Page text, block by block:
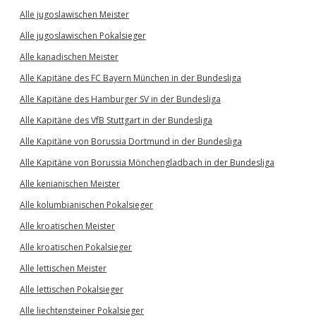
Alle jugoslawischen Meister
Alle jugoslawischen Pokalsieger
Alle kanadischen Meister
Alle Kapitäne des FC Bayern München in der Bundesliga
Alle Kapitäne des Hamburger SV in der Bundesliga
Alle Kapitäne des VfB Stuttgart in der Bundesliga
Alle Kapitäne von Borussia Dortmund in der Bundesliga
Alle Kapitäne von Borussia Mönchengladbach in der Bundesliga
Alle kenianischen Meister
Alle kolumbianischen Pokalsieger
Alle kroatischen Meister
Alle kroatischen Pokalsieger
Alle lettischen Meister
Alle lettischen Pokalsieger
Alle liechtensteiner Pokalsieger